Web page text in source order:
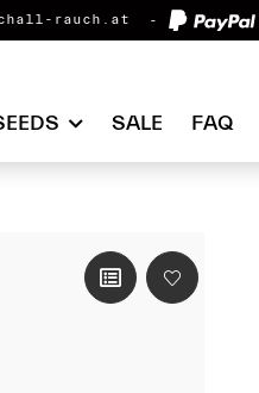
rauch.at
SALE FAQ